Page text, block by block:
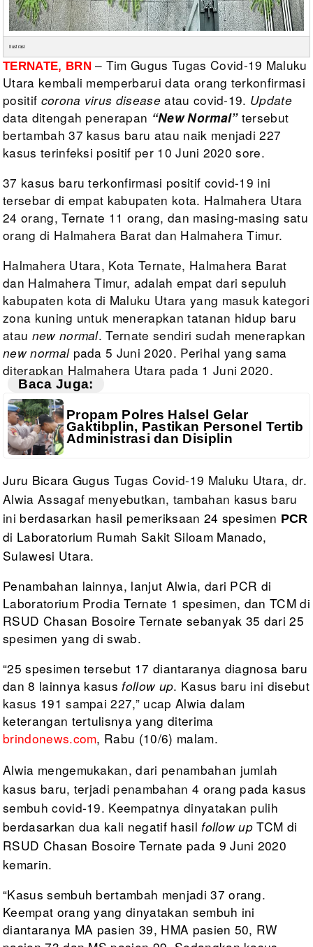
Ilustrasi
TERNATE, BRN– Tim Gugus Tugas Covid-19 Maluku
Utara kembali memperbarui data orang terkonfirmasi
positif corona virus diseaseatau covid-19. Update
data ditengah penerapan “New Normal”tersebut
bertambah 37 kasus baru atau naik menjadi 227
kasus terinfeksi positif per 10 Juni 2020 sore.
37 kasus baru terkonfirmasi positif covid-19 ini
tersebar di empat kabupaten kota. Halmahera Utara
24 orang, Ternate 11 orang, dan masing-masing satu
orang di Halmahera Barat dan Halmahera Timur.
HalmaheraUtara, Kota Ternate, Halmahera Barat
dan Halmahera Timur, adalah empat dari sepuluh
kabupaten kota di Maluku Utara yang masuk kategori
zona kuning untuk menerapkan tatanan hidup baru
atau new normal. Ternate sendiri sudah menerapkan
new normalpada 5 Juni 2020. Perihal yang sama
diterapkan Halmahera Utara pada 1 Juni 2020.
Baca Juga:
Propam Polres Halsel Gelar
Gaktibplin, Pastikan Personel Tertib
Administrasi dan Disiplin
Juru Bicara Gugus Tugas Covid-19 Maluku Utara, dr.
Alwia Assagaf menyebutkan, tambahan kasus baru
ini berdasarkan hasil pemeriksaan 24 spesimen PCR
di Laboratorium Rumah Sakit Siloam Manado,
Sulawesi Utara.
Penambahan lainnya, lanjut Alwia, dari PCR di
Laboratorium Prodia Ternate 1 spesimen, dan TCM di
RSUD Chasan Bosoire Ternate sebanyak 35 dari 25
spesimen yang di swab.
“25 spesimen tersebut 17 diantaranya diagnosa baru
dan 8 lainnya kasus follow up. Kasus baru ini disebut
kasus 191 sampai 227,” ucap Alwia dalam
keterangan tertulisnya yang diterima
brindonews.com, Rabu (10/6) malam.
Alwia mengemukakan, dari penambahan jumlah
kasus baru, terjadi penambahan 4 orang pada kasus
sembuh covid-19. Keempatnya dinyatakan pulih
berdasarkan dua kali negatif hasil follow up TCM di
RSUD Chasan Bosoire Ternate pada 9 Juni 2020
kemarin.
“Kasus sembuh bertambah menjadi 37 orang.
Keempat orang yang dinyatakan sembuh ini
diantaranya MA pasien 39, HMA pasien 50, RW